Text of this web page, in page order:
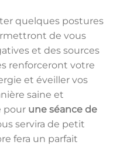
quelques postures
de vous
et des sources
renforceront votre
et éveiller vos
saine et
pour une séance de
servira de petit
fera un parfait